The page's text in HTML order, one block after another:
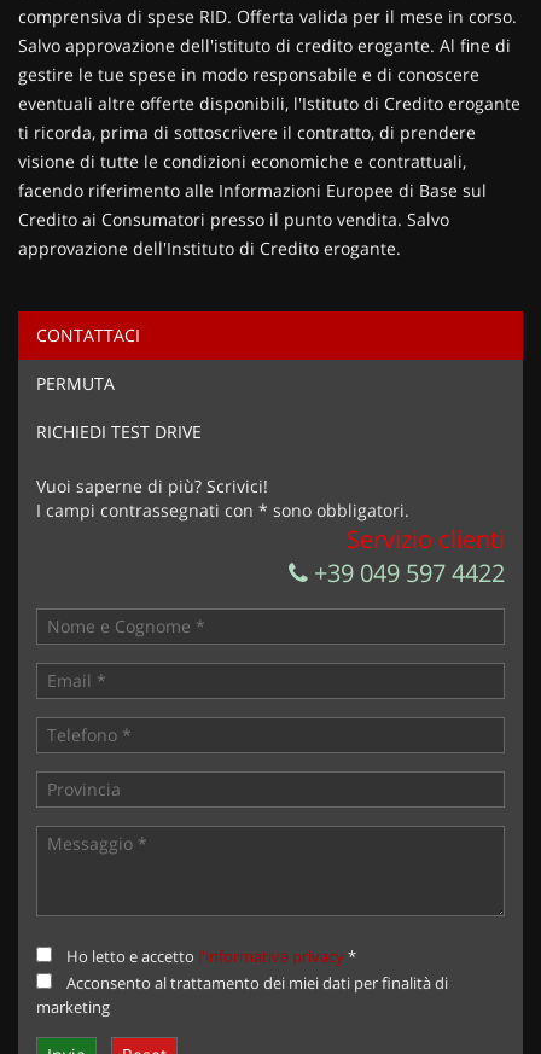
Ho letto e accettol'informativa privacy*
Acconsento al trattamento dei miei dati per finalità di
Invia la tua richiesta
comprensiva di spese RID. Offerta valida per il mese in corso.
Salvo approvazione dell'istituto di credito erogante. Al fine di
gestire le tue spese in modo responsabile e di conoscere
eventuali altre offerte disponibili, l'Istituto di Credito erogante
ti ricorda, prima di sottoscrivere il contratto, di prendere
visione di tutte le condizioni economiche e contrattuali,
facendo riferimento alle Informazioni Europee di Base sul
Credito ai Consumatori presso il punto vendita. Salvo
approvazione dell'Instituto di Credito erogante.
CONTATTACI
PERMUTA
RICHIEDI TEST DRIVE
Vuoi saperne di più? Scrivici!
I campi contrassegnati con * sono obbligatori.
Servizio clienti
+39 049 597 4422
Ho letto e accetto l'informativa privacy*
Acconsento al trattamento dei miei dati per finalità di
marketing